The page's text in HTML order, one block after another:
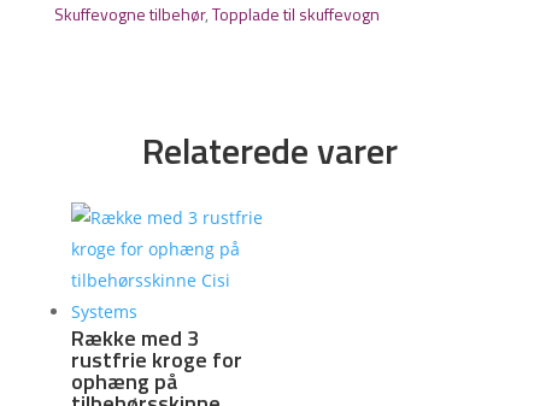
Skuffevogne tilbehør,Topplade til skuffevogn
Relaterede varer
Række med 3
rustfrie kroge for
ophæng på